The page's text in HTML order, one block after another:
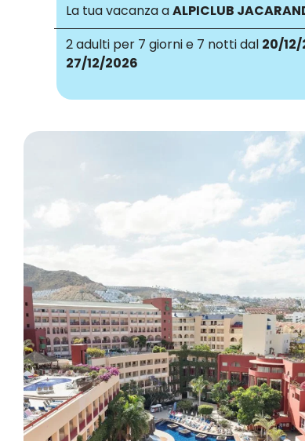
La tua vacanza aALPICLUB
2 adulti per 7 giorni e 7 notti dal 20/
27/12/2026